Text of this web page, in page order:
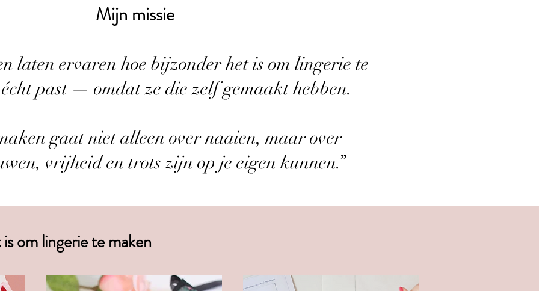
Mijn missie
laten ervaren hoe bijzonder het is om lingerie te
past — omdat ze die zelf gemaakt hebben.
gaat niet alleen over naaien, maar over
vrijheid en trots zijn op je eigen kunnen.”
om lingerie te maken